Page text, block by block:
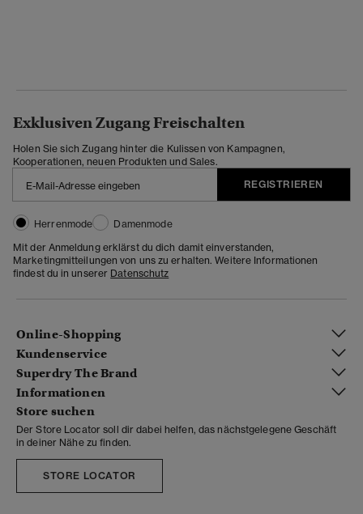
Exklusiven Zugang Freischalten
Holen Sie sich Zugang hinter die Kulissen von Kampagnen,
Kooperationen, neuen Produkten und Sales.
REGISTRIEREN
Herrenmode
Damenmode
Mit der Anmeldung erklärst du dich damit einverstanden,
Marketingmitteilungen von uns zu erhalten. Weitere Informationen
findest du in unserer Datenschutz
Online-Shopping
Kundenservice
Superdry The Brand
Informationen
Store suchen
Der Store Locator soll dir dabei helfen, das nächstgelegene Geschäft
in deiner Nähe zu finden.
STORE LOCATOR